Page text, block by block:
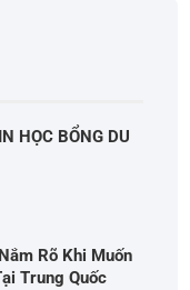
HỌC BỔNG DU
Rõ Khi Muốn
Trung Quốc